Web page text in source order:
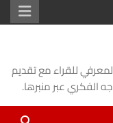
للقراء مع تقديم
الفكري عبر منبرها.